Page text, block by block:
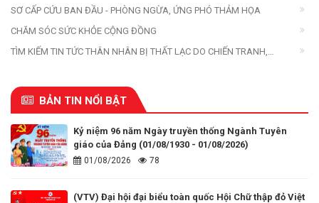
SƠ CẤP CỨU BAN ĐẦU - PHÒNG NGỪA, ỨNG PHÓ THẢM HỌA
CHĂM SÓC SỨC KHỎE CỘNG ĐỒNG
TÌM KIẾM TIN TỨC THÂN NHÂN BỊ THẤT LẠC DO CHIẾN TRANH,
BẢN TIN NỔI BẬT
Kỷ niệm 96 năm Ngày truyền thống Ngành Tuyên
giáo của Đảng (01/08/1930 - 01/08/2026)
01/08/2026 78
(VTV) Đại hội đại biểu toàn quốc Hội Chữ thập đỏ Việt